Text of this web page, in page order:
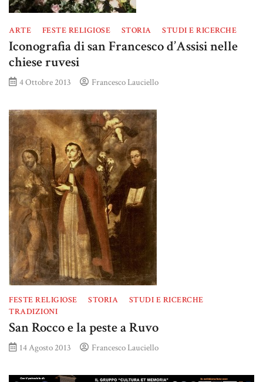
ARTE FESTE RELIGIOSE STORIA STUDI E RICERCHE
Iconografia di san Francesco d’Assisi nelle
chiese ruvesi
4 Ottobre 2013 Francesco Lauciello
FESTE RELIGIOSE STORIA
STUDI E RICERCHE
TRADIZIONI
San Rocco e la peste a Ruvo
14 Agosto 2013 Francesco Lauciello